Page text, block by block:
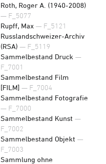
Roth, Roger A. (1940-2008)
— F_5077
Rupff, Max — F_5121
Russlandschweizer-Archiv
(RSA) — F_5119
Sammelbestand Druck —
F_7001
Sammelbestand Film
[FILM] — F_7004
Sammelbestand Fotografie
— F_7000
Sammelbestand Kunst —
F_7002
Sammelbestand Objekt —
F_7003
Sammlung ohne